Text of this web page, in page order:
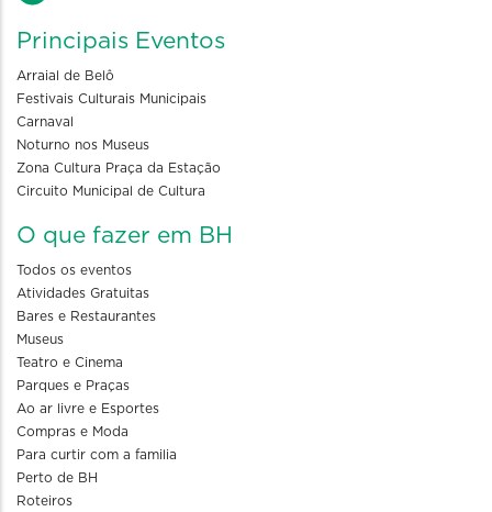
Principais Eventos
Arraial de Belô
Festivais Culturais Municipais
Carnaval
Noturno nos Museus
Zona Cultura Praça da Estação
Circuito Municipal de Cultura
O que fazer em BH
Todos os eventos
Atividades Gratuitas
Bares e Restaurantes
Museus
Teatro e Cinema
Parques e Praças
Ao ar livre e Esportes
Compras e Moda
Para curtir com a familia
Perto de BH
Roteiros